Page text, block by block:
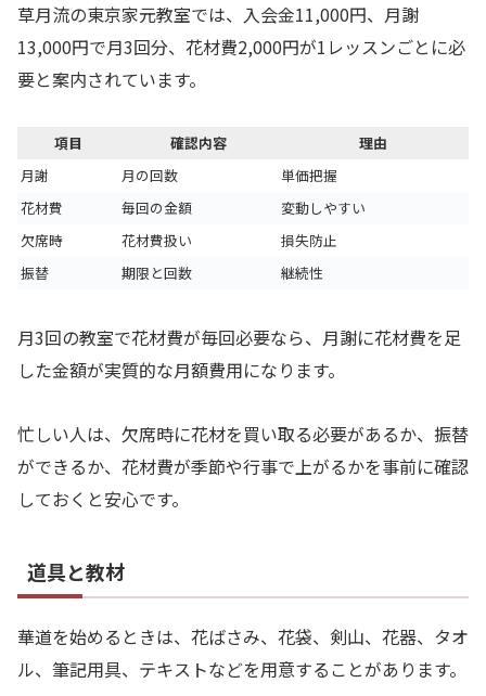
草月流の東京家元教室では、入会金11,000円、月謝
13,000円で月3回分、花材費2,000円が1レッスンごとに必
要と案内されています。
項目 確認内容
理由
月謝
月の回数
単価把握
花材費
毎回の金額
変動しやすい
欠席時
花材費扱い
損失防止
振替
期限と回数 継続性
月3回の教室で花材費が毎回必要なら、月謝に花材費を足
した金額が実質的な月額費用になります。
忙しい人は、欠席時に花材を買い取る必要があるか、振替
ができるか、花材費が季節や行事で上がるかを事前に確認
しておくと安心です。
道具と教材
華道を始めるときは、花ばさみ、花袋、剣山、花器、タオ
ル、筆記用具、テキストなどを用意することがあります。